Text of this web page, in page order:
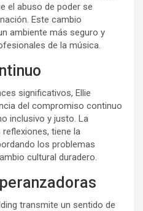
el abuso de poder se
Este cambio
ambiente más seguro y
de la música.
significativos, Ellie
del compromiso continuo
inclusivo y justo. La
tiene la
los problemas
cultural duradero.
transmite un sentido de